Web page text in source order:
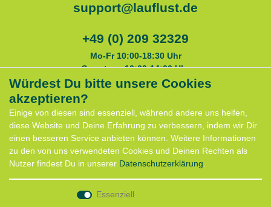
support@lauflust.de
+49 (0) 209 32329
Mo-Fr 10:00-18:30 Uhr
Samstags 10:00-14:00 Uhr
Anfahrt
Kontaktformular
Termin für Hundeberatung
CaniX Seminare
Lauf Seminar
Laufen mit Lauflust
Würdest Du bitte unsere Cookies
akzeptieren?
Einige von diesen sind essenziell, während andere uns helfen,
diese Website und Deine Erfahrung zu verbessern, indem wir Dir
einen besseren Service anbieten können. Weitere Informationen
zu den von uns verwendeten Cookies und Deinen Rechten als
Nutzer findest Du in unserer Daten­schutz­erklärung
Essenziell